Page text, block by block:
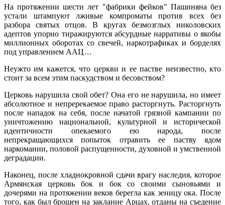
На протяжении шести лет "фабрики фейков" Пашиняна без
устали штампуют лживые компроматы против всех без
разбора святых отцов. В кругах безмозглых николовских
адептов упорно тиражируются абсурдные нарративы о якобы
миллионных оборотах со свечей, наркотрафиках и борделях
под управлением ААЦ…
Неужто им кажется, что церкви и ее пастве неизвестно, кто
стоит за всем этим паскудством и бесовством?
Церковь нарушила свой обет? Она его не нарушила, но имеет
абсолютное и непререкаемое право расторгнуть. Расторгнуть
после нападок на себя, после начатой грязной кампании по
уничтожению национальной, культурной и исторической
идентичности опекаемого ею народа, после
непрекращающихся попыток отравить ее паству ядом
наркомании, половой распущенности, духовной и умственной
деградации.
Наконец, после хладнокровной сдачи врагу наследия, которое
Армянская церковь бок и бок со своими сыновьями и
дочерями на протяжении веков берегла как зеницу ока. После
того, как был брошен на заклание Арцах, отданы на съедение